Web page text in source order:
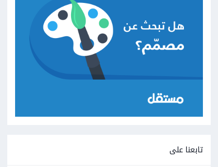
تابعنا على